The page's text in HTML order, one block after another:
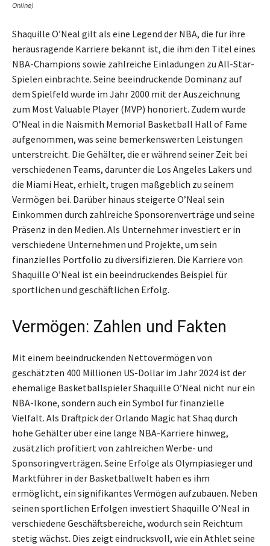
Online)
Shaquille O’Neal gilt als eine Legend der NBA, die für ihre
herausragende Karriere bekannt ist, die ihm den Titel eines
NBA-Champions sowie zahlreiche Einladungen zu All-Star-
Spielen einbrachte. Seine beeindruckende Dominanz auf
dem Spielfeld wurde im Jahr 2000 mit der Auszeichnung
zum Most Valuable Player (MVP) honoriert. Zudem wurde
O’Neal in die Naismith Memorial Basketball Hall of Fame
aufgenommen, was seine bemerkenswerten Leistungen
unterstreicht. Die Gehälter, die er während seiner Zeit bei
verschiedenen Teams, darunter die Los Angeles Lakers und
die Miami Heat, erhielt, trugen maßgeblich zu seinem
Vermögen bei. Darüber hinaus steigerte O’Neal sein
Einkommen durch zahlreiche Sponsorenverträge und seine
Präsenz in den Medien. Als Unternehmer investiert er in
verschiedene Unternehmen und Projekte, um sein
finanzielles Portfolio zu diversifizieren. Die Karriere von
Shaquille O’Neal ist ein beeindruckendes Beispiel für
sportlichen und geschäftlichen Erfolg.
Vermögen: Zahlen und Fakten
Mit einem beeindruckenden Nettovermögen von
geschätzten 400 Millionen US-Dollar im Jahr 2024 ist der
ehemalige Basketballspieler Shaquille O’Neal nicht nur ein
NBA-Ikone, sondern auch ein Symbol für finanzielle
Vielfalt. Als Draftpick der Orlando Magic hat Shaq durch
hohe Gehälter über eine lange NBA-Karriere hinweg,
zusätzlich profitiert von zahlreichen Werbe- und
Sponsoringverträgen. Seine Erfolge als Olympiasieger und
Marktführer in der Basketballwelt haben es ihm
ermöglicht, ein signifikantes Vermögen aufzubauen. Neben
seinen sportlichen Erfolgen investiert Shaquille O’Neal in
verschiedene Geschäftsbereiche, wodurch sein Reichtum
stetig wächst. Dies zeigt eindrucksvoll, wie ein Athlet seine